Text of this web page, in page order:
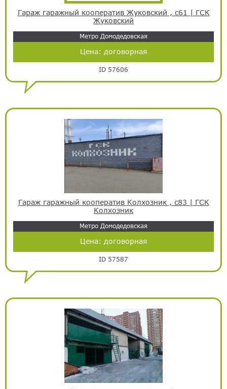
Гараж гаражный кооператив Жуковский , с61 | ГСК
Жуковский
Метро Домодедовская
Цена: договорная
ID 57606
Гараж гаражный кооператив Колхозник , с83 | ГСК
Колхозник
Метро Домодедовская
Цена: договорная
ID 57587